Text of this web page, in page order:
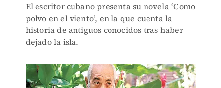
El escritor cubano presenta su novela ‘Como
polvo en el viento’, en la que cuenta la
historia de antiguos conocidos tras haber
dejado la isla.